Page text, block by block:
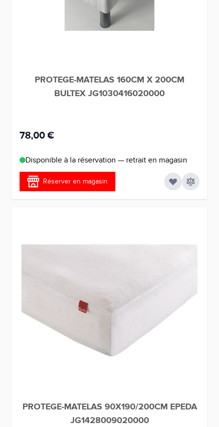
PROTEGE-MATELAS 160CM X 200CM
BULTEX JG1030416020000
78,00 €
Disponible à la réservation — retrait en magasin
Réserver en magasin
PROTEGE-MATELAS 90X190/200CM EPEDA
JG1428009020000